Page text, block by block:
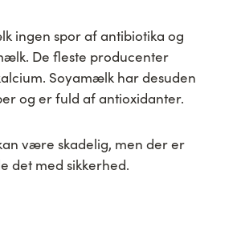
ingen spor af antibiotika og
De fleste producenter
Soyamælk har desuden
og er fuld af antioxidanter.
være skadelig, men der er
det med sikkerhed.